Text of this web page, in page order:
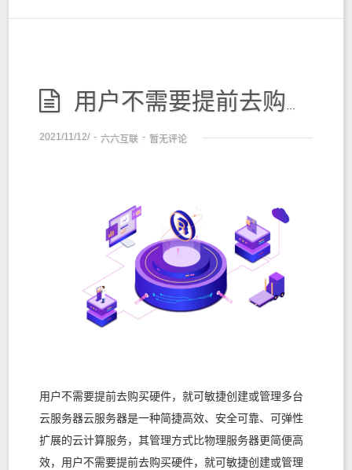
用户不需要提前去购买硬件，就可敏捷创建或管理多台云服务器
2021/11/12/ - 六六互联 - 暂无评论
用户不需要提前去购买硬件，就可敏捷创建或管理多台
云服务器云服务器是一种简捷高效、安全可靠、可弹性
扩展的云计算服务，其管理方式比物理服务器更简便高
效，用户不需要提前去购买硬件，就可敏捷创建或管理